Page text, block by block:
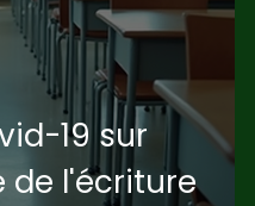
19 sur
de l'écriture